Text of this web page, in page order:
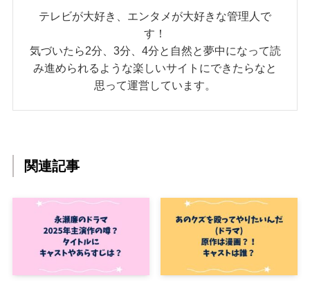
テレビが大好き、エンタメが大好きな管理人で
す！
気づいたら2分、3分、4分と自然と夢中になって読
み進められるような楽しいサイトにできたらなと
思って運営しています。
関連記事